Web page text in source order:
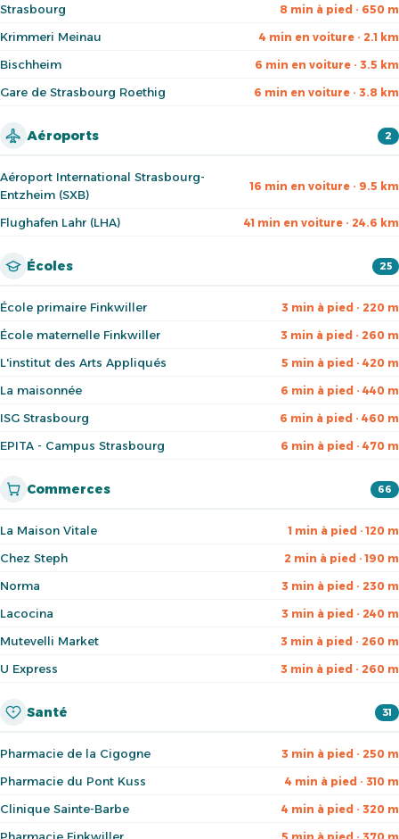
Strasbourg 8 min à pied · 650 m
Krimmeri Meinau 4 min en voiture · 2.1 km
Bischheim 6 min en voiture · 3.5 km
Gare de Strasbourg Roethig 6 min en voiture · 3.8 km
Aéroports 2
Aéroport International Strasbourg-
Entzheim (SXB)
16 min en voiture · 9.5 km
Flughafen Lahr (LHA) 41 min en voiture · 24.6 km
Écoles 25
École primaire Finkwiller 3 min à pied · 220 m
École maternelle Finkwiller 3 min à pied · 260 m
L'institut des Arts Appliqués 5 min à pied · 420 m
La maisonnée 6 min à pied · 440 m
ISG Strasbourg 6 min à pied · 460 m
EPITA - Campus Strasbourg 6 min à pied · 470 m
Commerces 66
La Maison Vitale 1 min à pied · 120 m
Chez Steph 2 min à pied · 190 m
Norma 3 min à pied · 230 m
Lacocina 3 min à pied · 240 m
Mutevelli Market 3 min à pied · 260 m
U Express 3 min à pied · 260 m
Santé 31
Pharmacie de la Cigogne 3 min à pied · 250 m
Pharmacie du Pont Kuss 4 min à pied · 310 m
Clinique Sainte-Barbe 4 min à pied · 320 m
5 min à pied · 370 m